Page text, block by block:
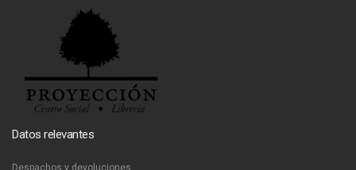
Datos relevantes
Despachos y devoluciones